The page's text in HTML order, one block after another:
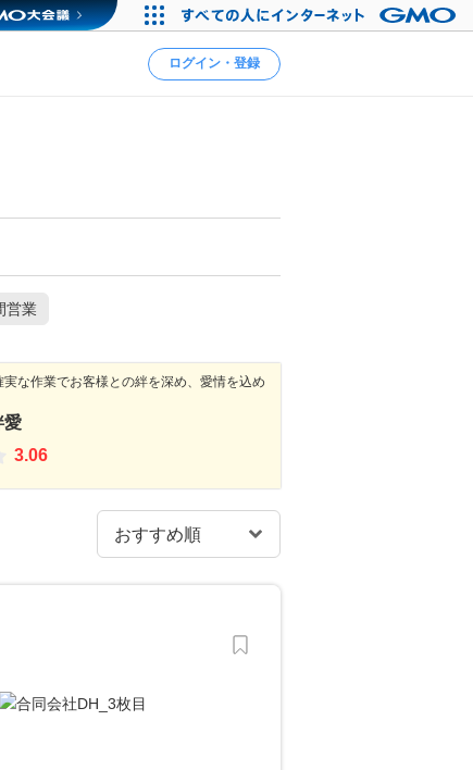
ログイン・登録
営業
な作業でお客様との絆を深め、愛情を込め
3.06